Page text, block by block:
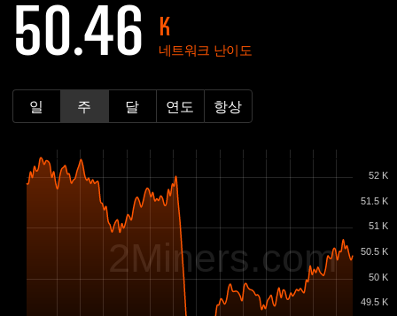
50.46 K
네트워크 난이도
일 주 달 연도 항상
2Miners.com
49.5 K
50 K
50.5 K
51 K
51.5 K
52 K